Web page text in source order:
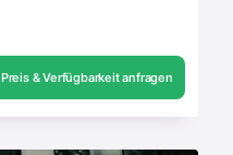
Preis & Verfügbarkeit anfragen